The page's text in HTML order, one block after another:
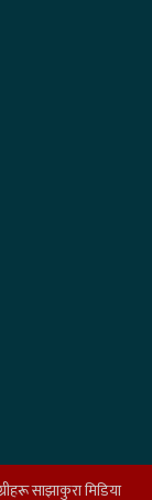
साझाकुरा मिडिया